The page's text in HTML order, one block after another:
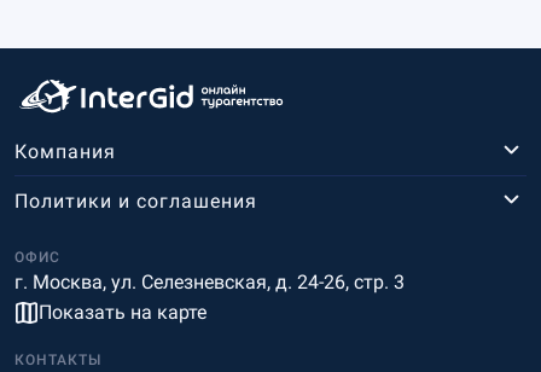
Компания
ОФИС
г. Москва, ул. Селезневская, д. 24-26, стр. 3
Показать на карте
Политики и соглашения
КОНТАКТЫ